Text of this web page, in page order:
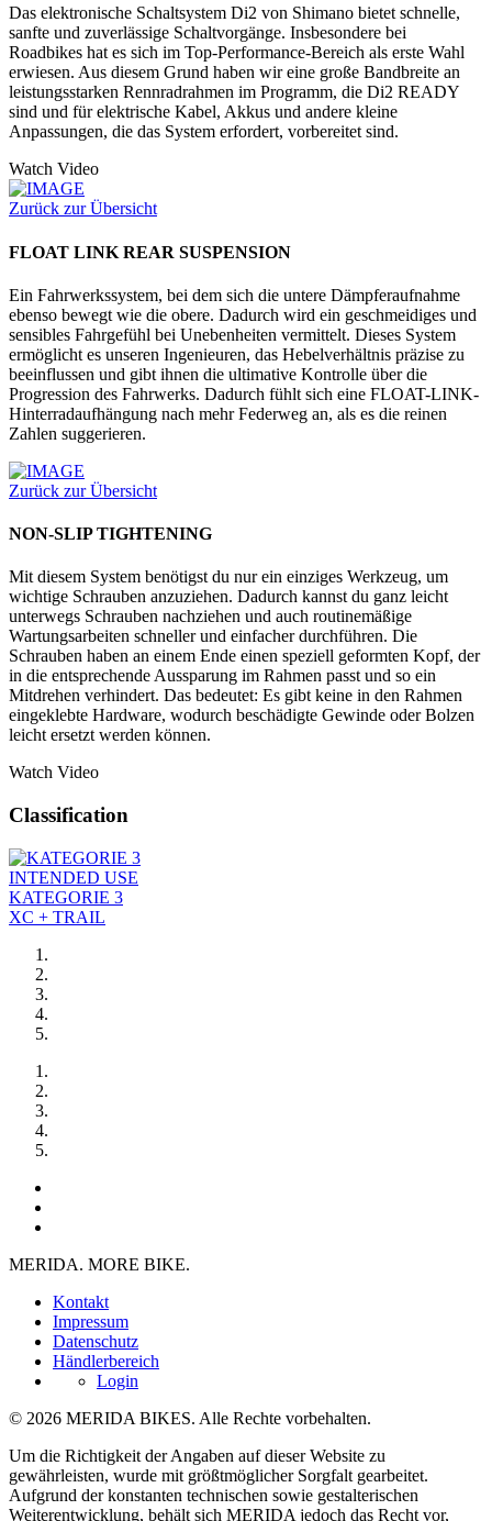
Das elektronische Schaltsystem Di2 von Shimano bietet schnelle,
sanfte und zuverlässige Schaltvorgänge. Insbesondere bei
Roadbikes hat es sich im Top-Performance-Bereich als erste Wahl
erwiesen. Aus diesem Grund haben wir eine große Bandbreite an
leistungsstarken Rennradrahmen im Programm, die Di2 READY
sind und für elektrische Kabel, Akkus und andere kleine
Anpassungen, die das System erfordert, vorbereitet sind.
Watch Video
Zurück zur Übersicht
FLOAT LINK REAR SUSPENSION
Ein Fahrwerkssystem, bei dem sich die untere Dämpferaufnahme
ebenso bewegt wie die obere. Dadurch wird ein geschmeidiges und
sensibles Fahrgefühl bei Unebenheiten vermittelt. Dieses System
ermöglicht es unseren Ingenieuren, das Hebelverhältnis präzise zu
beeinflussen und gibt ihnen die ultimative Kontrolle über die
Progression des Fahrwerks. Dadurch fühlt sich eine FLOAT-LINK-
Hinterradaufhängung nach mehr Federweg an, als es die reinen
Zahlen suggerieren.
Zurück zur Übersicht
NON-SLIP TIGHTENING
Mit diesem System benötigst du nur ein einziges Werkzeug, um
wichtige Schrauben anzuziehen. Dadurch kannst du ganz leicht
unterwegs Schrauben nachziehen und auch routinemäßige
Wartungsarbeiten schneller und einfacher durchführen. Die
Schrauben haben an einem Ende einen speziell geformten Kopf, der
in die entsprechende Aussparung im Rahmen passt und so ein
Mitdrehen verhindert. Das bedeutet: Es gibt keine in den Rahmen
eingeklebte Hardware, wodurch beschädigte Gewinde oder Bolzen
leicht ersetzt werden können.
Watch Video
Classification
INTENDED USE
KATEGORIE 3
XC + TRAIL
MERIDA. MORE BIKE.
Kontakt
Impressum
Datenschutz
Händlerbereich
Login
© 2026 MERIDA BIKES. Alle Rechte vorbehalten.
Um die Richtigkeit der Angaben auf dieser Website zu
gewährleisten, wurde mit größtmöglicher Sorgfalt gearbeitet.
Aufgrund der konstanten technischen sowie gestalterischen
Weiterentwicklung, behält sich MERIDA jedoch das Recht vor,